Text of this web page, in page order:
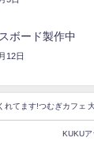
ボード製作中
12日
れてます!つむぎカフェ
KUKU